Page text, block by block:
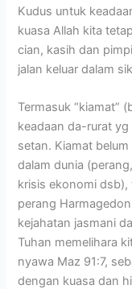
Kudus untuk
kuasa Allah kita
cian, kasih dan
jalan keluar dalam
Termasuk “kiamat”
keadaan da-rurat
setan. Kiamat
dalam dunia
krisis ekonomi dsb),
perang
kejahatan jasmani
Tuhan memelihara
nyawa Maz 91:7,
dengan kuasa dan